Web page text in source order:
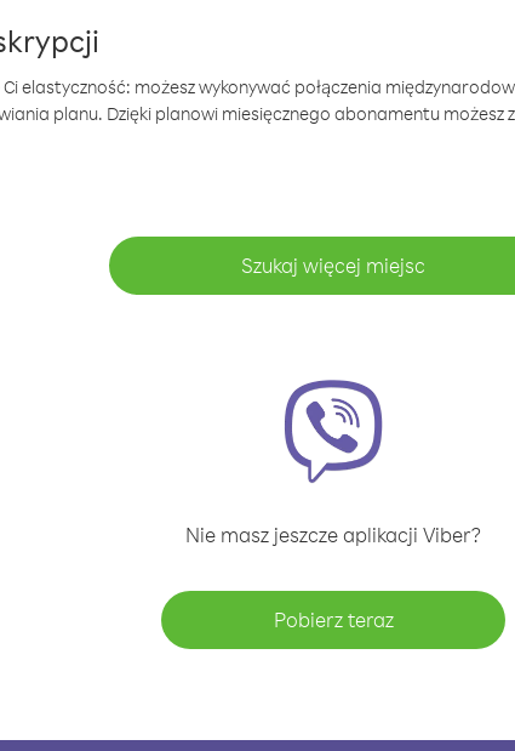
elastyczność: możesz wykonywać połączenia
planu. Dzięki planowi miesięcznego abonamentu możesz
Szukaj więcej miejsc
Nie masz jeszcze aplikacji Viber?
Pobierz teraz